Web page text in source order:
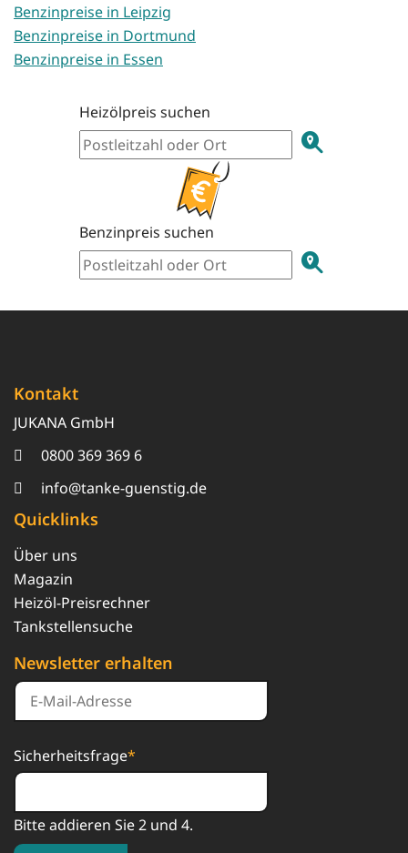
Benzinpreise in Leipzig
Benzinpreise in Dortmund
Benzinpreise in Essen
Heizölpreis suchen
Benzinpreis suchen
Kontakt
JUKANA GmbH
0800 369 369 6
info@tanke-guenstig.de
Quicklinks
Über uns
Magazin
Heizöl-Preisrechner
Tankstellensuche
Newsletter erhalten
Sicherheitsfrage*
Bitte addieren Sie 2 und 4.